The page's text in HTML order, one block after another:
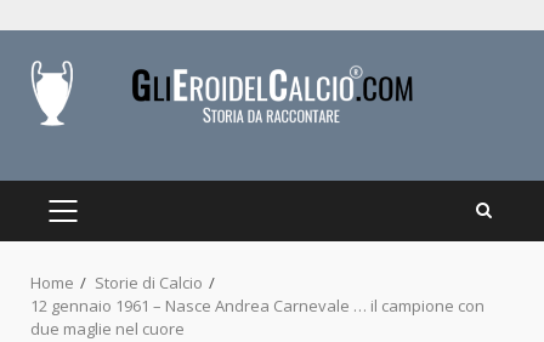
content
PRIMARY
Home
Storie di Calcio
12 gennaio 1961 – Nasce Andrea Carnevale … il campione con
due maglie nel cuore